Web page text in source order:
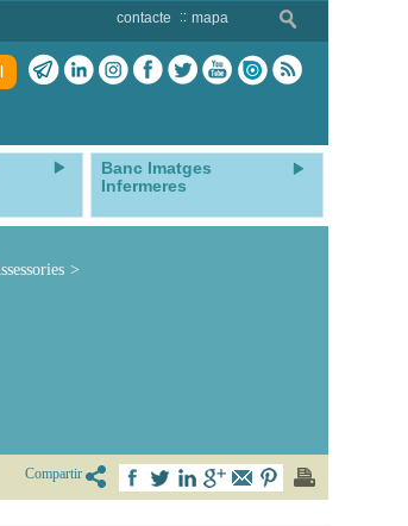
contacte mapa
Banc Imatges
Infermeres
Compartir